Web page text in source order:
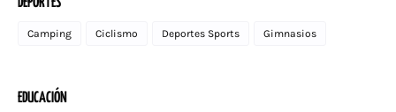
Camping Ciclismo Deportes Sports Gimnasios
EDUCACIÓN